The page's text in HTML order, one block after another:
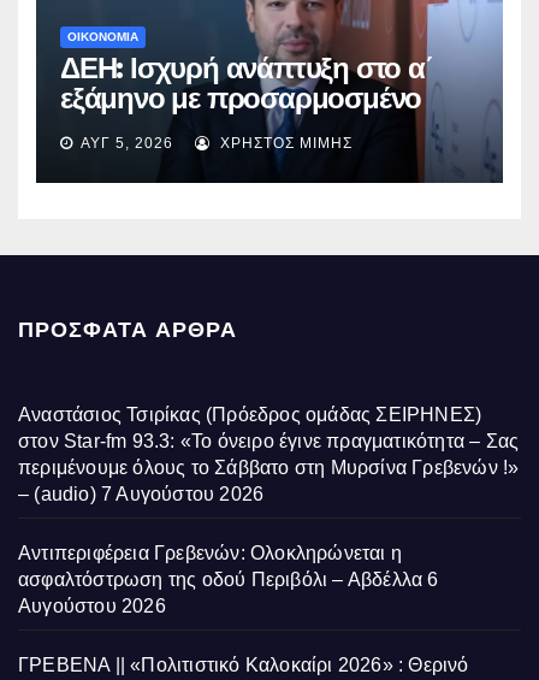
ΟΙΚΟΝΟΜΙΑ
ΔΕΗ: Ισχυρή ανάπτυξη στο α΄
εξάμηνο με προσαρμοσμένο
EBITDA στα €1,2 δισ.
ΑΥΓ 5, 2026 ΧΡΉΣΤΟΣ ΜΊΜΗΣ
ΠΡΌΣΦΑΤΑ ΆΡΘΡΑ
Αναστάσιος Τσιρίκας (Πρόεδρος ομάδας ΣΕΙΡΗΝΕΣ)
στον Star-fm 93.3: «Το όνειρο έγινε πραγματικότητα – Σας
περιμένουμε όλους το Σάββατο στη Μυρσίνα Γρεβενών !»
– (audio) 7 Αυγούστου 2026
Αντιπεριφέρεια Γρεβενών: Ολοκληρώνεται η
ασφαλτόστρωση της οδού Περιβόλι – Αβδέλλα 6
Αυγούστου 2026
ΓΡΕΒΕΝΑ || «Πολιτιστικό Καλοκαίρι 2026» : Θερινό